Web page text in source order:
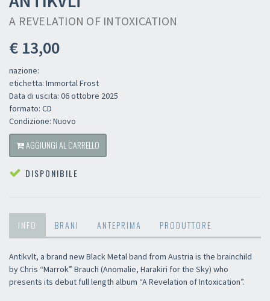
A REVELATION OF INTOXICATION
€ 13,00
nazione:
etichetta: Immortal Frost
Data di uscita: 06 ottobre 2025
formato: CD
Condizione: Nuovo
AGGIUNGI AL CARRELLO
DISPONIBILE
INFO BRANI ANTEPRIMA PRODUTTORE
Antikvlt, a brand new Black Metal band from Austria is the brainchild
by Chris “Marrok” Brauch (Anomalie, Harakiri for the Sky) who
presents its debut full length album “A Revelation of Intoxication”.
×
Newsletter